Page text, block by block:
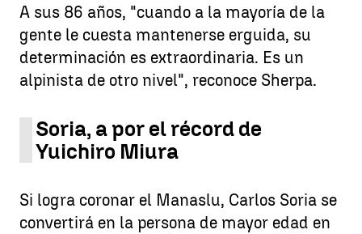
A sus 86 años, "cuando a la mayoría de la
gente le cuesta mantenerse erguida, su
determinación es extraordinaria. Es un
alpinista de otro nivel", reconoce Sherpa.
Soria, a por el récord de
Yuichiro Miura
Si logra coronar el Manaslu, Carlos Soria se
convertirá en la persona de mayor edad en